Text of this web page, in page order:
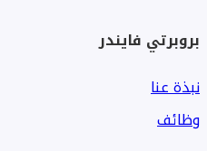
بروبرتي فايندر
نبذة عنا
وظائف